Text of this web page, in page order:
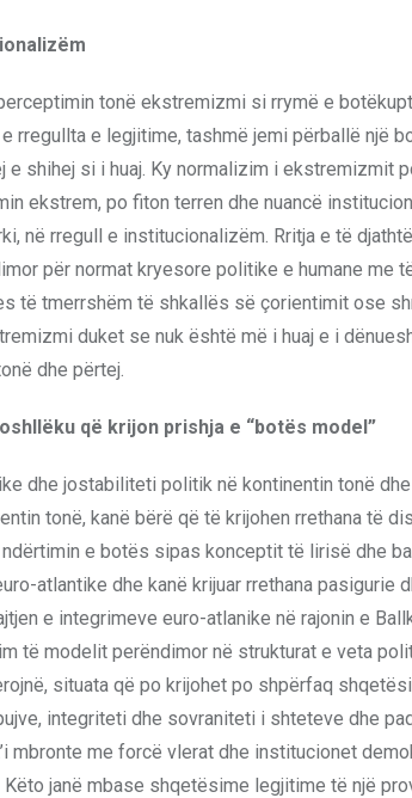
tonë ekstremizmi si rrymë e
rregullta e legjitime, tashmë jemi përballë një
e shihej si i huaj. Ky normalizim i ekstremizmit
ekstrem, po fiton terren dhe nuancë
në rregull e institucionalizëm. Rritja e të
për normat kryesore politike e humane me
të tmerrshëm të shkallës së çorientimit ose
duket se nuk është më i huaj e i
dhe përtej.
që krijon prishja e “botës model”
dhe jostabiliteti politik në kontinentin tonë
tonë, kanë bërë që të krijohen rrethana të
e botës sipas konceptit të lirisë dhe
atlantike dhe kanë krijuar rrethana
e integrimeve euro-atlanike në rajonin e
të modelit perëndimor në strukturat e veta
situata që po krijohet po shpërfaq
integriteti dhe sovraniteti i shteteve dhe
mbronte me forcë vlerat dhe institucionet
janë mbase shqetësime legjitime të një